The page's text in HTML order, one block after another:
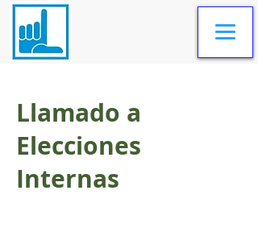
Llamado a
Elecciones
Internas